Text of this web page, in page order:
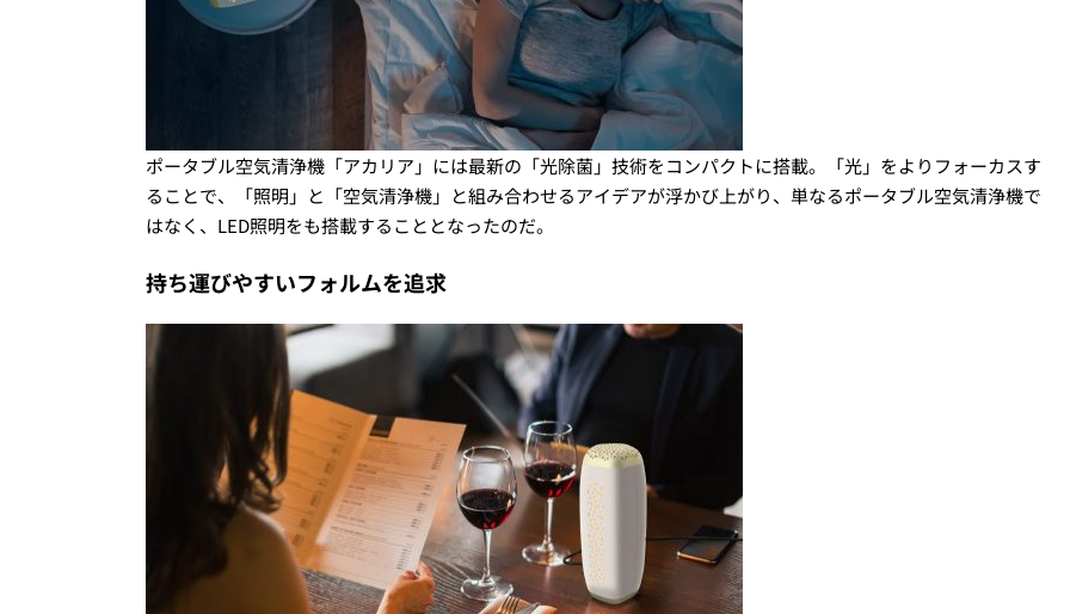
ポータブル空気清浄機「アカリア」には最新の「光除菌」技術をコンパクトに搭載。「光」をよりフォーカスす
ることで、「照明」と「空気清浄機」と組み合わせるアイデアが浮かび上がり、単なるポータブル空気清浄機で
はなく、 LED照明をも搭載することとなったのだ。
持ち運びやすいフォルムを追求